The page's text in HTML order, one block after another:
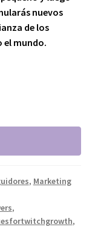
nuevos
de los
el mundo.
, Marketing
,
,